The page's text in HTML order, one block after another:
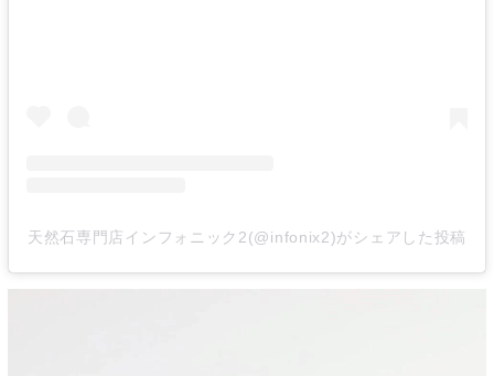
天然石専門店インフォニック2(@infonix2)がシェアした投稿